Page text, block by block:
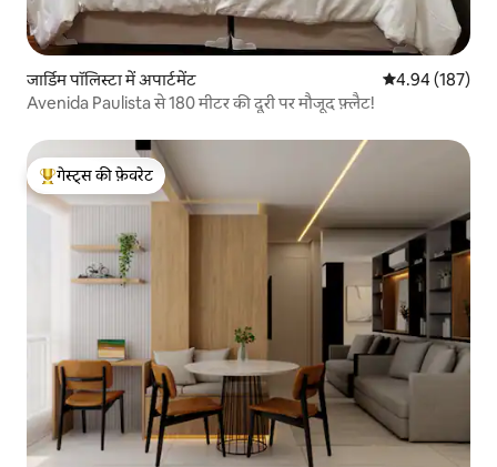
जार्डिम पॉलिस्टा में अपार्टमेंट औसत रेटिंग 5 में से
4.94 (187)
Avenida Paulista से 180 मीटर की दूरी पर मौजूद फ़्लैट!
गेस्ट्स का टॉप फ़ेवरेट
गेस्ट्स की फ़ेवरेट